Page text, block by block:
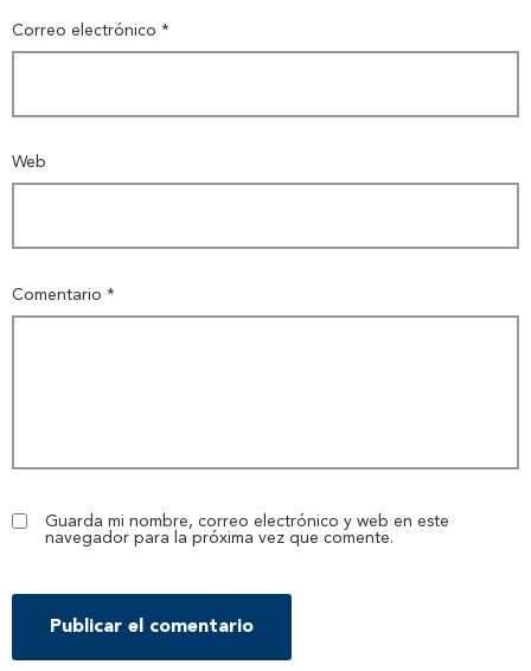
Comentario *
Correo electrónico *
Web
Guarda mi nombre, correo electrónico y web en este
navegador para la próxima vez que comente.